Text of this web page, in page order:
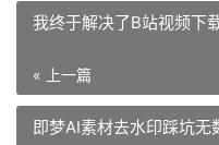
我终于解决了B站视频下
« 上一篇
即梦AI素材去水印踩坑无